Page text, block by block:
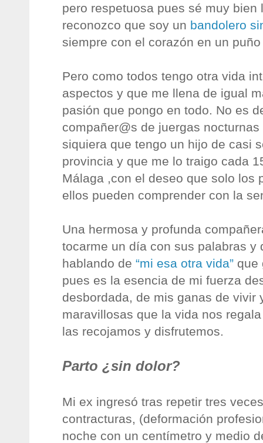
pero respetuosa pues sé muy bien
reconozco que soy un bandolero
siempre con el corazón en un
Pero como todos tengo otra vida
aspectos y que me llena de igual
pasión que pongo en todo. No es
compañer@s de juergas
siquiera que tengo un hijo de casi
provincia y que me lo traigo cada
Málaga ,con el deseo que solo los
ellos pueden comprender con la
Una hermosa y profunda
tocarme un día con sus palabras y
hablando de “mi esa otra vida” que
pues es la esencia de mi fuerza
desbordada, de mis ganas de vivir
maravillosas que la vida nos
las recojamos y disfrutemos.
Parto ¿sin dolor?
Mi ex ingresó tras repetir tres
contracturas, (deformación
noche con un centímetro y medio